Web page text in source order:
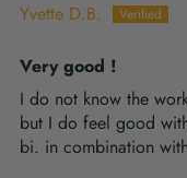
Yvette D.B.
Very good !
I do not know the
but I do feel good
bi. in combination